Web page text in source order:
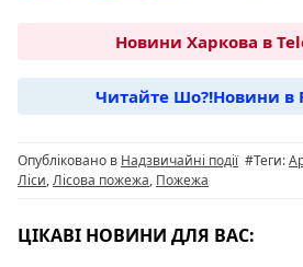
e
b
o
o
k
e
g
ra
m
at
s
A
p
p
er p
y
Li
n
Новини Харкова в
Читайте Шо?!Новини в
Опубліковано в Надзвичайні події #Теги:
Ліси,Лісова пожежа, Пожежа
ЦІКАВІ НОВИНИ ДЛЯ ВАС: